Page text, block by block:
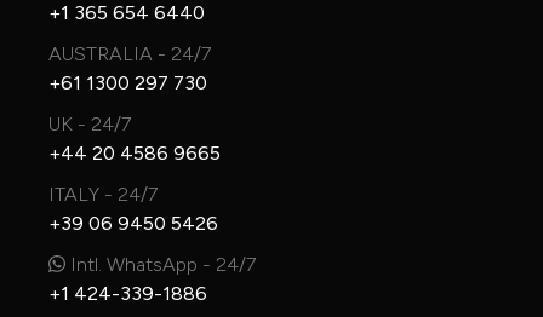
+1 365 654 6440
AUSTRALIA - 24/7
+61 1300 297 730
UK - 24/7
+44 20 4586 9665
ITALY - 24/7
+39 06 9450 5426
Intl. WhatsApp - 24/7
+1 424-339-1886